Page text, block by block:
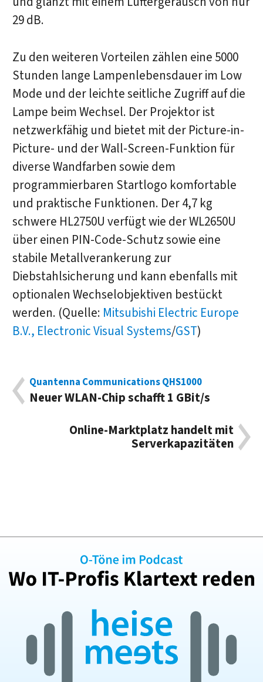
29 dB.
Zu den weiteren Vorteilen zählen eine 5000
Stunden lange Lampenlebensdauer im Low
Mode und der leichte seitliche Zugriff auf die
Lampe beim Wechsel. Der Projektor ist
netzwerkfähig und bietet mit der Picture-in-
Picture- und der Wall-Screen-Funktion für
diverse Wandfarben sowie dem
programmierbaren Startlogo komfortable
und praktische Funktionen. Der 4,7 kg
schwere HL2750U verfügt wie der WL2650U
über einen PIN-Code-Schutz sowie eine
stabile Metallverankerung zur
Diebstahlsicherung und kann ebenfalls mit
optionalen Wechselobjektiven bestückt
werden. (Quelle: Mitsubishi Electric Europe
B.V., Electronic Visual Systems/GST)
Quantenna Communications QHS1000
Neuer WLAN-Chip schafft 1 GBit/s
Online-Marktplatz handelt mit
Serverkapazitäten